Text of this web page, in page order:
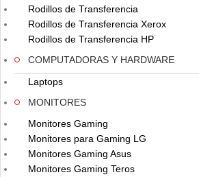
Rodillos de Transferencia
Rodillos de Transferencia Xerox
Rodillos de Transferencia HP
COMPUTADORAS Y HARDWARE
Laptops
MONITORES
Monitores Gaming
Monitores para Gaming LG
Monitores Gaming Asus
Monitores Gaming Teros